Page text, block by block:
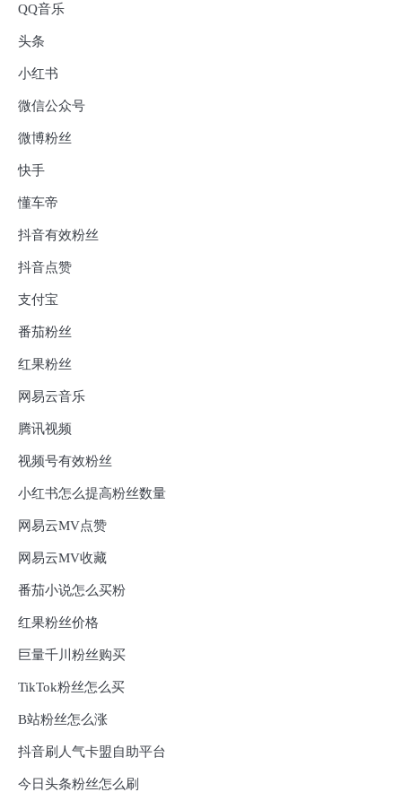
QQ音乐
头条
小红书
微信公众号
微博粉丝
快手
懂车帝
抖音有效粉丝
抖音点赞
支付宝
番茄粉丝
红果粉丝
网易云音乐
腾讯视频
视频号有效粉丝
小红书怎么提高粉丝数量
网易云MV点赞
网易云MV收藏
番茄小说怎么买粉
红果粉丝价格
巨量千川粉丝购买
TikTok粉丝怎么买
B站粉丝怎么涨
抖音刷人气卡盟自助平台
今日头条粉丝怎么刷